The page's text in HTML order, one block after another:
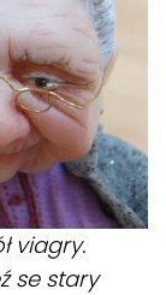
viagry.
se stary